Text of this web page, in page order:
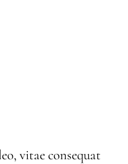
vitae consequat